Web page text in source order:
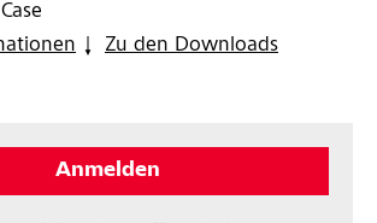
Zu den Downloads
Anmelden